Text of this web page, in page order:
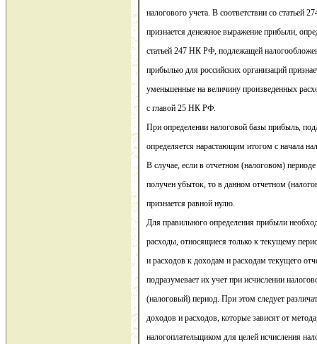
налогового учета. В соответствии со статьей
признается денежное выражение прибыли,
статьей 247 НК РФ, подлежащей
прибылью для российских организаций
уменьшенные на величину произведенных
с главой 25 НК РФ.
При определении налоговой базы прибыль,
определяется нарастающим итогом с начала
В случае, если в отчетном (налоговом)
получен убыток, то в данном отчетном
признается равной нулю.
Для правильного определения прибыли
расходы, относящиеся только к текущему
и расходов к доходам и расходам текущего
подразумевает их учет при исчислении
(налоговый) период. При этом следует
доходов и расходов, которые зависят от
налогоплательщиком для целей исчисления